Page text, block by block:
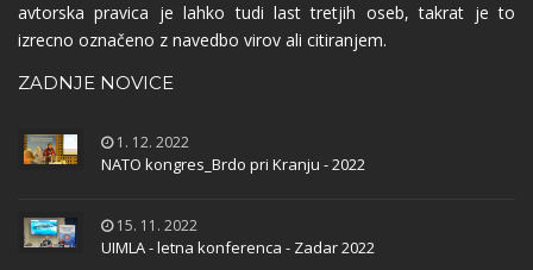
avtorska pravica je lahko tudi last tretjih oseb, takrat je to
izrecno označeno z navedbo virov ali citiranjem.
ZADNJE NOVICE
1. 12. 2022
NATO kongres_Brdo pri Kranju - 2022
15. 11. 2022
UIMLA - letna konferenca - Zadar 2022